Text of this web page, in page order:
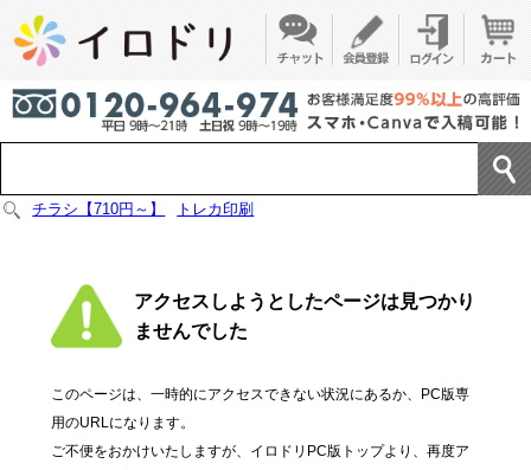
チラシ【710円～】 トレカ印刷
アクセスしようとしたページは見つかり
ませんでした
このページは、一時的にアクセスできない状況にあるか、PC版専
用のURLになります。
ご不便をおかけいたしますが、イロドリPC版トップより、再度ア